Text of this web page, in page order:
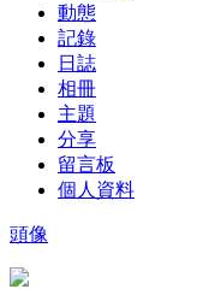
動態
記錄
日誌
相冊
主題
分享
留言板
個人資料
頭像